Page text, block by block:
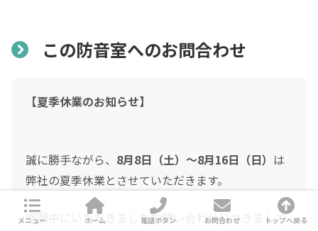
この防音室へのお問合わせ
【夏季休業のお知らせ】
誠に勝手ながら、 8月8日（土）～8月16日（日） は
弊社の夏季休業とさせていただきます。
期間中にいただきましたお問い合わせにつきまして
メニュー ホーム 電話ボタン お問合わせ トップへ戻る